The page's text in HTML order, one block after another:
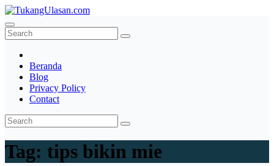
Skip
to
content
TukangUlasan.com
Baca Aja Dulu!
Beranda
Blog
Privacy Policy
Contact
Tag: tips bikin mie